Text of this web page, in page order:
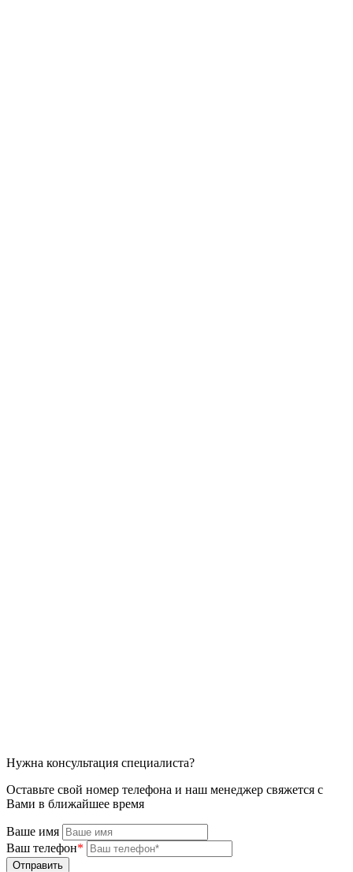
Нужна консультация специалиста?
Оставьте свой номер телефона и наш менеджер свяжется с
Вами в ближайшее время
Ваше имя
Ваш телефон*